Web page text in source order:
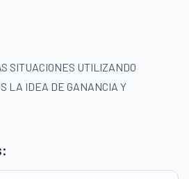
SITUACIONES UTILIZANDO
LA IDEA DE GANANCIA Y